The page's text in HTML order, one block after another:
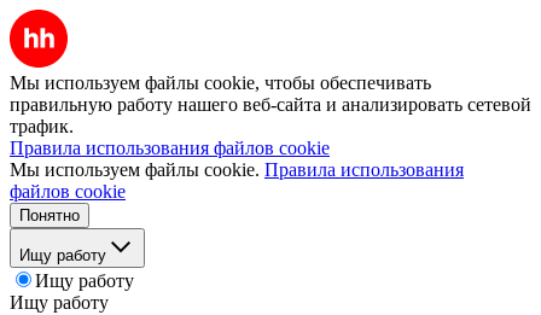
Мы используем файлы cookie, чтобы обеспечивать
правильную работу нашего веб-сайта и анализировать сетевой
трафик.
Правила использования файлов cookie
Мы используем файлы cookie. Правила использования
файлов cookie
Понятно
Ищу работу
Ищу работу
Ищу работу